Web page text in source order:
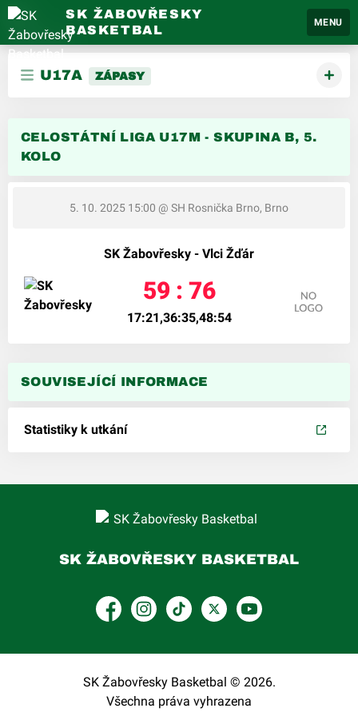
SK ŽABOVŘESKY
BASKETBAL
MENU
U17A ZÁPASY
CELOSTÁTNÍ LIGA U17M - SKUPINA B, 5.
KOLO
5. 10. 2025 15:00 @ SH Rosnička Brno, Brno
SK Žabovřesky - Vlci Žďár
59 : 76
17:21,36:35,48:54
SOUVISEJÍCÍ INFORMACE
Statistiky k utkání
SK ŽABOVŘESKY BASKETBAL
FacebookInstagram
TikTokPlatform X
YouTube
SK Žabovřesky Basketbal © 2026.
Všechna práva vyhrazena